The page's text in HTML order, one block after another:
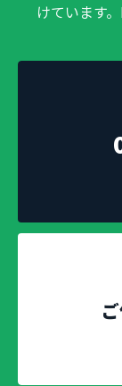
けています